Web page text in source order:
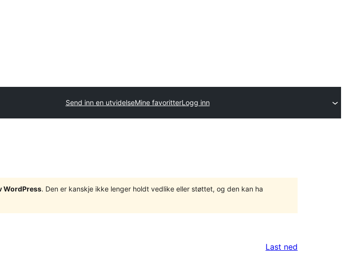
Send inn en utvidelseMine favoritterLogg inn
WordPress. Den er kanskje ikke lenger holdt vedlike eller støttet, og den kan ha
Last ned